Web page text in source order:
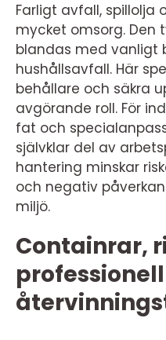
Farligt avfall, spillolja
mycket omsorg. Den
blandas med vanligt
hushållsavfall. Här
behållare och säkra
avgörande roll. För
fat och
självklar del av
hantering minskar
och negativ
miljö.
Containrar,
professionell